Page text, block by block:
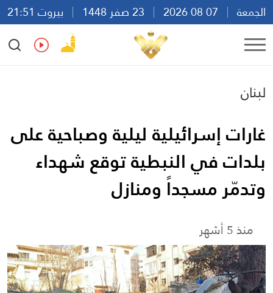
الجمعة
بيروت 21:51
Ar
En Fr Es
لبنان
غارات إسرائيلية ليلية وصباحية على
بلدات في النبطية توقع شهداء
وتدمّر مسجداً ومنازل
منذ 5 أشهر